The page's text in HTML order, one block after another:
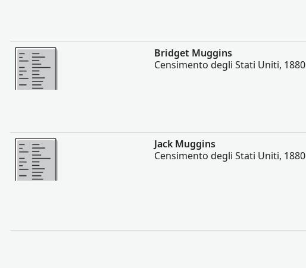
Altro
Bridget Muggins
Censimento degli Stati Uniti, 1880
Altro
Jack Muggins
Censimento degli Stati Uniti, 1880